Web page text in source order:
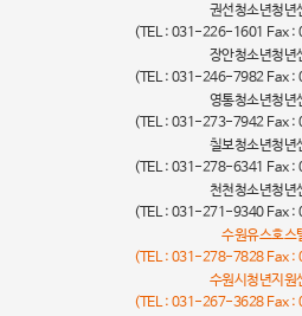
권선청소년청년
(TEL : 031-226-1601 Fax
장안청소년청년
(TEL : 031-246-7982 Fax
영통청소년청년
(TEL : 031-273-7942 Fax
칠보청소년청년
(TEL : 031-278-6341 Fax
천천청소년청년
(TEL : 031-271-9340 Fax
수원유스호스
(TEL : 031-278-7828 Fax
수원시청년지원
(TEL : 031-267-3628 Fax